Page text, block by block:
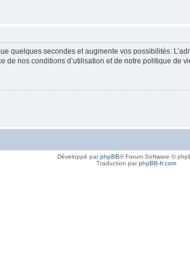
quelques secondes et augmente vos possibilités.
de nos conditions d’utilisation et de notre politique de
Développé parphpBB® Forum Software ©
Traduction parphpBB-fr.com